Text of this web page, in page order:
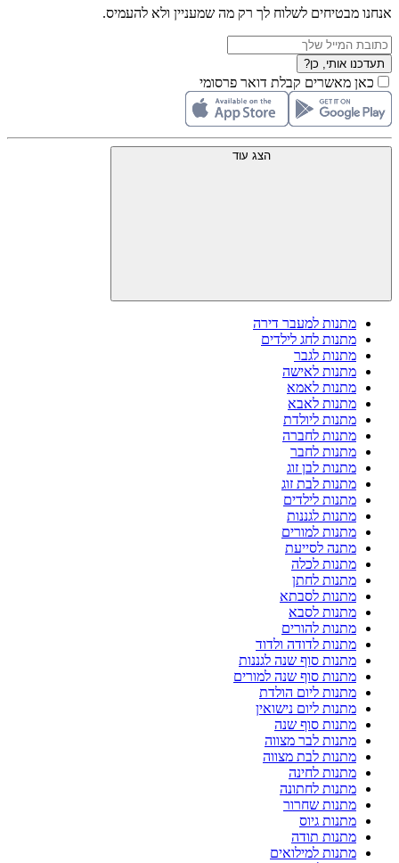
אנחנו מבטיחים לשלוח לך רק מה שמעניין ולא להעמיס.
תעדכנו אותי, כן?
כאן מאשרים קבלת דואר פרסומי
הצג עוד
מתנות למעבר דירה
מתנות לחג לילדים
מתנות לגבר
מתנות לאישה
מתנות לאמא
מתנות לאבא
מתנות ליולדת
מתנות לחברה
מתנות לחבר
מתנות לבן זוג
מתנות לבת זוג
מתנות לילדים
מתנות לגננות
מתנות למורים
מתנה לסייעת
מתנות לכלה
מתנות לחתן
מתנות לסבתא
מתנות לסבא
מתנות להורים
מתנות לדודה ולדוד
מתנות סוף שנה לגננות
מתנות סוף שנה למורים
מתנות ליום הולדת
מתנות ליום נישואין
מתנות סוף שנה
מתנות לבר מצווה
מתנות לבת מצווה
מתנות לחינה
מתנות לחתונה
מתנות שחרור
מתנות גיוס
מתנות תודה
מתנות למילואים